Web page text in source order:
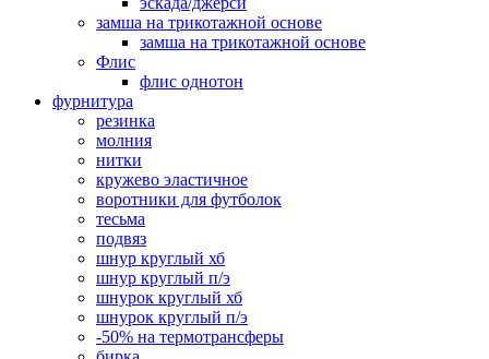
замша на трикотажной основе
замша на трикотажной основе
Флис
флис однотон
фурнитура
резинка
молния
нитки
кружево эластичное
воротники для футболок
тесьма
подвяз
шнур круглый хб
шнур круглый п/э
шнурок круглый хб
шнурок круглый п/э
-50% на термотрансферы